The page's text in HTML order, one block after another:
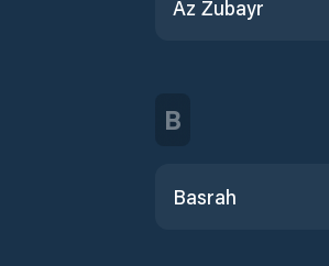
Az Zubayr
B
Basrah